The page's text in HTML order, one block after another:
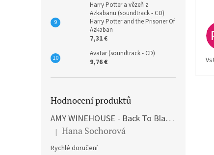
Harry Potter a vězeň z
Azkabanu (soundtrack - CD)
Harry Potter and the Prisoner Of
Azkaban
7,31 €
Avatar (soundtrack - CD)
9,76 €
Hodnocení produktů
AMY WINEHOUSE - Back To Black (LP)
The product rating is 5 out of 5 stars.
| Hana Sochorová
Rychlé doručení